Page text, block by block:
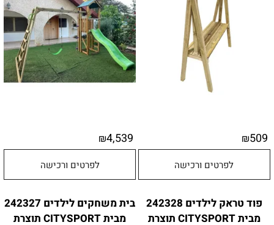
₪509
לפרטים ורכישה
₪4,539
לפרטים ורכישה
פוד טראק לילדים 242328
מבית CITYSPORT תוצרת
בית משחקים לילדים 242327
מבית CITYSPORT תוצרת